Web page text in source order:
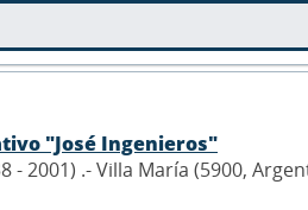
"José Ingenieros"
- 2001) .- Villa María (5900,